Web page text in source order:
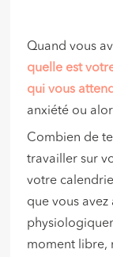
Quand vous
quelle est
qui vous
anxiété ou
Combien de
travailler sur
votre
que vous avez
moment libre,